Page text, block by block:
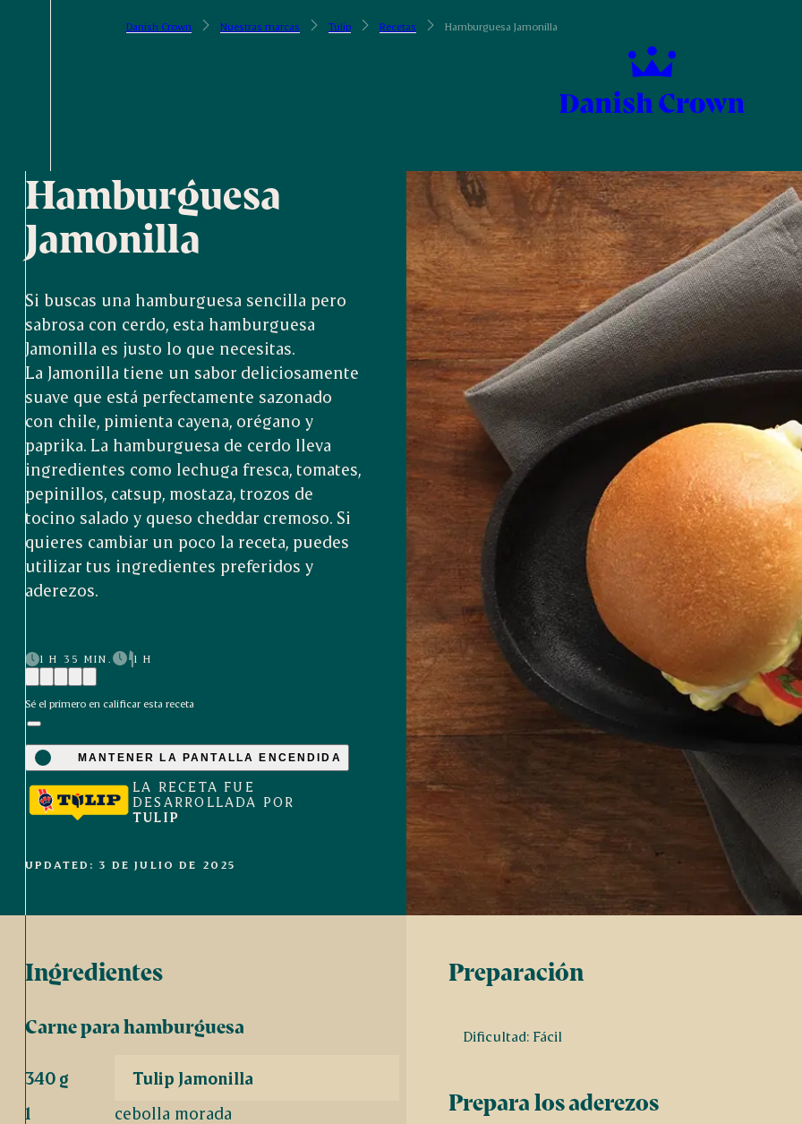
Danish Crown Nuestras marcas Tulip Recetas Hamburguesa Jamonilla
Hamburguesa
Jamonilla
Si buscas una hamburguesa sencilla pero
sabrosa con cerdo, esta hamburguesa
Jamonilla es justo lo que necesitas.
La Jamonilla tiene un sabor deliciosamente
suave que está perfectamente sazonado
con chile, pimienta cayena, orégano y
paprika. La hamburguesa de cerdo lleva
ingredientes como lechuga fresca, tomates,
pepinillos, catsup, mostaza, trozos de
tocino salado y queso cheddar cremoso. Si
quieres cambiar un poco la receta, puedes
utilizar tus ingredientes preferidos y
aderezos.
1 H 35 MIN. 1 H
Sé el primero en calificar esta receta
MANTENER LA PANTALLA ENCENDIDA
LA RECETA FUE
DESARROLLADA POR
TULIP
UPDATED: 3 DE JULIO DE 2025
Ingredientes
Carne para hamburguesa
340 g
Tulip Jamonilla
1
cebolla morada
Preparación
Dificultad: Fácil
Prepara los aderezos